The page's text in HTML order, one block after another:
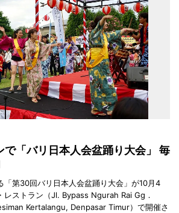
で「バリ日本人会盆踊り大会」 毎
「第30回バリ日本人会盆踊り大会」が10月4
レストラン（Jl. Bypass Ngurah Rai Gg．
Kertalangu, Denpasar Timur）で開催さ